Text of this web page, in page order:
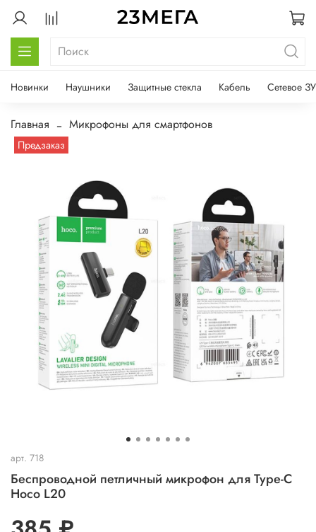
Новинки Наушники Защитные стекла Кабель Сетевое ЗУ
Главная Микрофоны для смартфонов
Предзаказ
арт. 718
Беспроводной петличный микрофон для Type-C
Hoco L20